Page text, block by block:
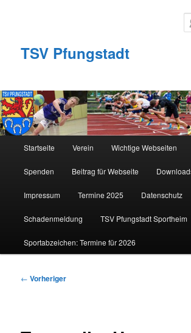
TSV Pfungstadt
Startseite Verein Wichtige Webseiten
Spenden Beitrag für Webseite
Impressum Termine 2025 Datenschutz
Schadenmeldung TSV Pfungstadt Sportheim
Sportabzeichen: Termine für 2026
Beitragsnavigation
← Vorheriger